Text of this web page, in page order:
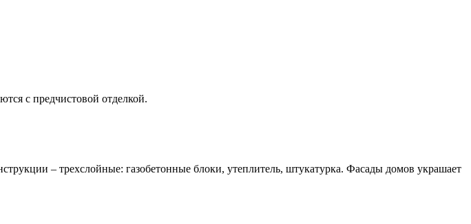
с предчистовой отделкой.
– трехслойные: газобетонные блоки, утеплитель, штукатурка. Фасады домов украшает